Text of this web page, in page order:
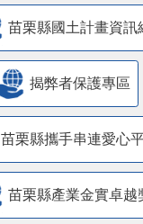
苗栗縣國土計畫資訊
揭弊者保護專區
苗栗縣攜手串連愛心
苗栗縣產業金實卓越